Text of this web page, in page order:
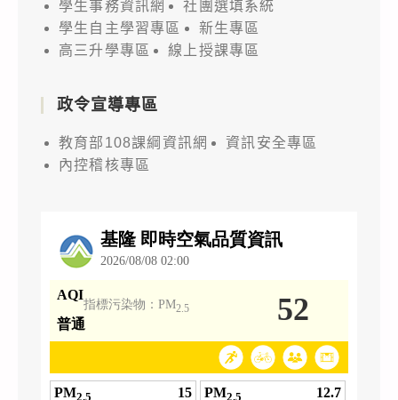
學生事務資訊網
社團選填系統
學生自主學習專區
新生專區
高三升學專區
線上授課專區
政令宣導專區
教育部108課綱資訊網
資訊安全專區
內控稽核專區